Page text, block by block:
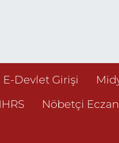
E-Devlet Girişi
Nöbetçi